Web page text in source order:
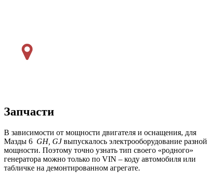
Запчасти
В зависимости от мощности двигателя и оснащения, для
Мазды 6 GH, GJвыпускалось электрооборудование разной
мощности. Поэтому точно узнать тип своего «родного»
генератора можно только по VIN – коду автомобиля или
табличке на демонтированном агрегате.